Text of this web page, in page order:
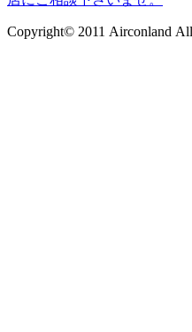
Copyright© 2011 Airconland All